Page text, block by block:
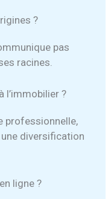
?
pas
racines.
l’immobilier ?
professionnelle,
une diversification
ligne ?